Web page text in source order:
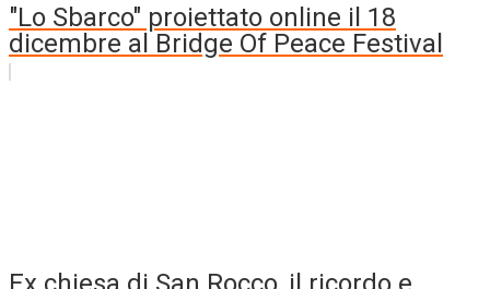
"Lo Sbarco" proiettato online il 18
dicembre al Bridge Of Peace Festival